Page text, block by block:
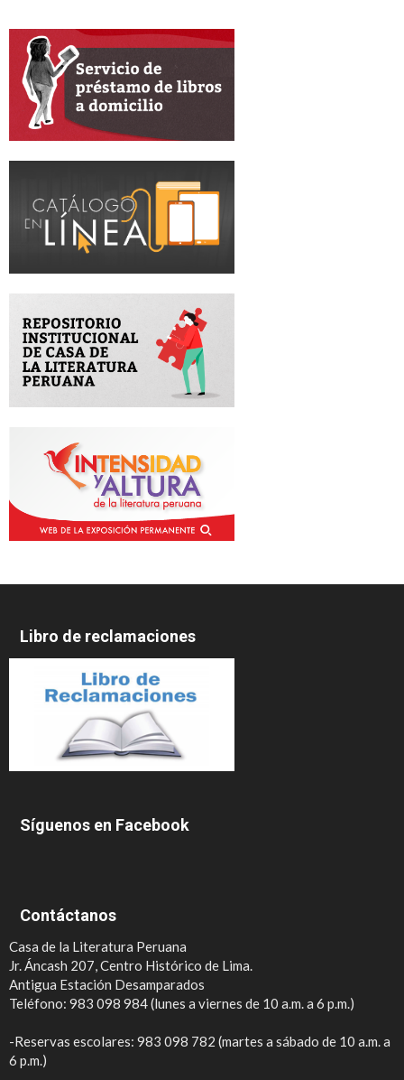
Libro de reclamaciones
Síguenos en Facebook
Contáctanos
Casa de la Literatura Peruana
Jr. Áncash 207, Centro Histórico de Lima.
Antigua Estación Desamparados
Teléfono: 983 098 984 (lunes a viernes de 10 a.m. a 6 p.m.)
-Reservas escolares: 983 098 782 (martes a sábado de 10 a.m. a
6 p.m.)